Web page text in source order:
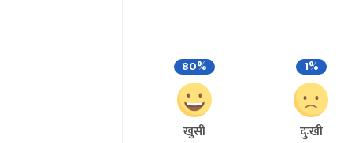
80%
खुसी
1%
दुःखी